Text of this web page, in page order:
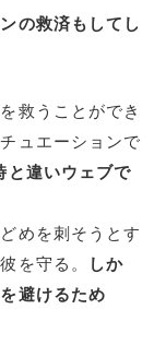
の救済もしてし
救うことができ
ュエーションで
と違いウェブで
めを刺そうとす
を守る。
しか
避けるため